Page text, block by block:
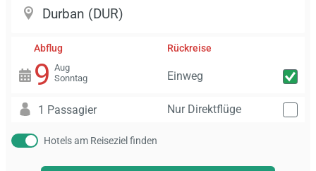
Abflug
9 Aug
Sonntag
Rückreise
Einweg
1 Passagier Nur Direktflüge
Hotels am Reiseziel finden